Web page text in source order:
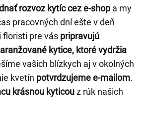
rozvoz kytíc cez e-shop a my
pracovných dní ešte v deň
floristi pre vás pripravujú
kytice, ktoré vydržia
vašich blízkych aj v okolných
kvetín potvrdzujeme e-mailom.
krásnou kyticouz rúk našich